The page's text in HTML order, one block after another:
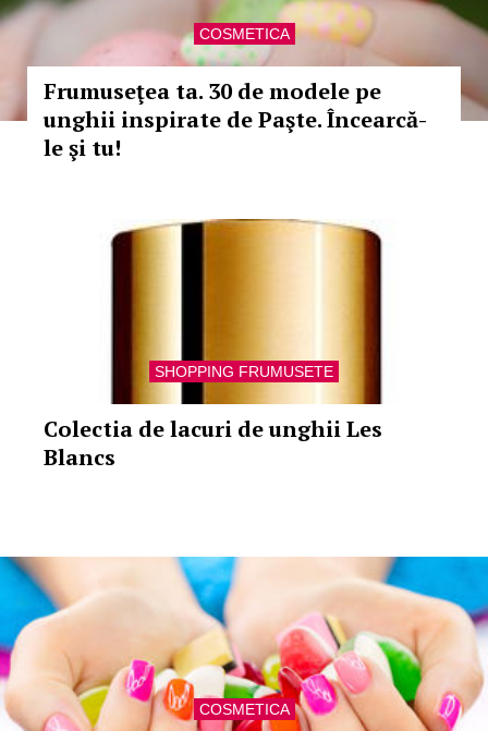
COSMETICA
Frumuseţea ta. 30 de modele pe
unghii inspirate de Paşte. Încearcă-
le şi tu!
SHOPPING FRUMUSETE
Colectia de lacuri de unghii Les
Blancs
COSMETICA